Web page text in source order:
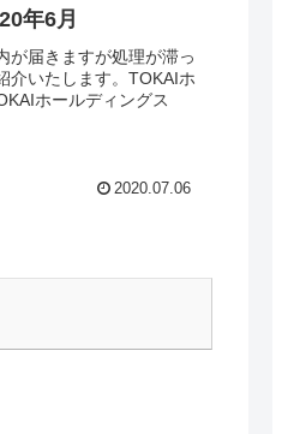
年6月
が届きますが処理が滞っ
介いたします。TOKAIホ
ホールディングス
2020.07.06